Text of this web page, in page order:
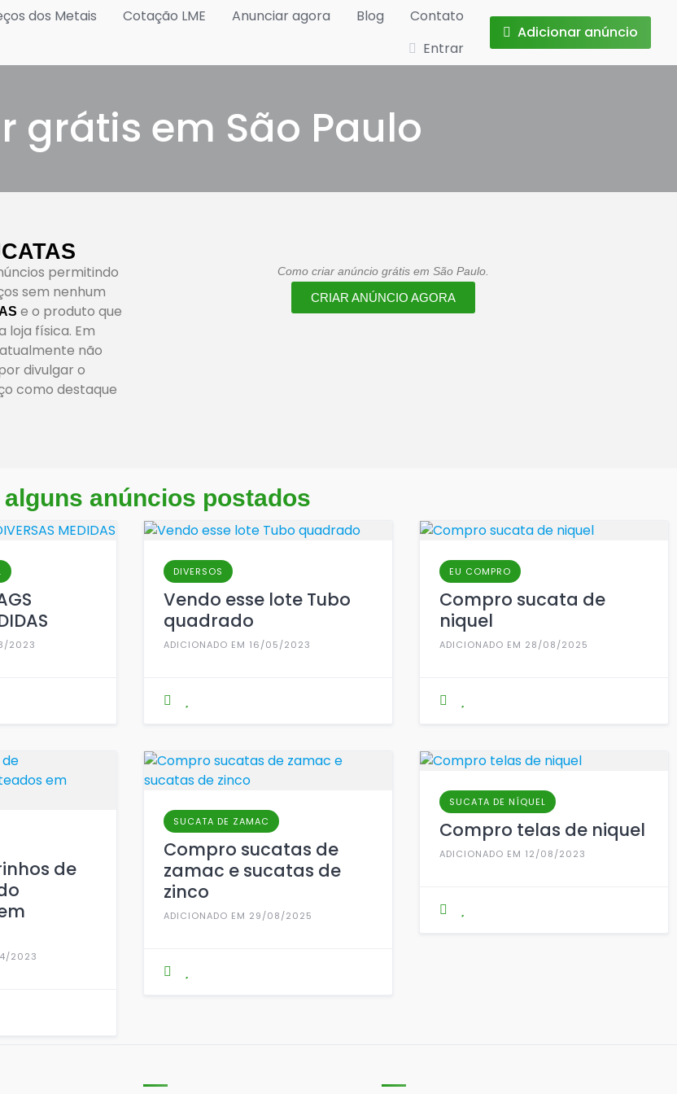
dos Metais Cotação LME Anunciar agora Blog
Contato
Entrar
Adicionar anúncio
grátis em São Paulo
permitindo
sem nenhum
e o produto que
loja física. Em
não
divulgar o
como destaque
Como criar anúncio grátis em São Paulo.
CRIAR ANÚNCIO AGORA
alguns anúncios postados
2023
DIVERSOS
Vendo esse lote Tubo
quadrado
ADICIONADO EM 16/05/2023
EU COMPRO
Compro sucata de
niquel
ADICIONADO EM 28/08/2025
de
2023
SUCATA DE ZAMAC
Compro sucatas de
zamac e sucatas de
zinco
ADICIONADO EM 29/08/2025
SUCATA DE NÍQUEL
Compro telas de niquel
ADICIONADO EM 12/08/2023